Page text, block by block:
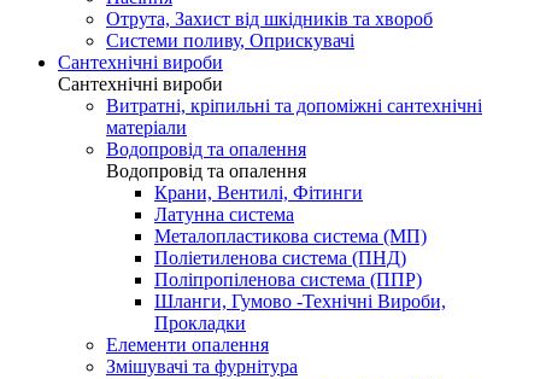
Отрута, Захист від шкідників та хвороб
Системи поливу, Оприскувачі
Сантехнічні вироби
Сантехнічні вироби
Витратні, кріпильні та допоміжні сантехнічні
матеріали
Водопровід та опалення
Водопровід та опалення
Крани, Вентилі, Фітинги
Латунна система
Металопластикова система (МП)
Поліетиленова система (ПНД)
Поліпропіленова система (ППР)
Шланги, Гумово -Технічні Вироби,
Прокладки
Елементи опалення
Змішувачі та фурнітура